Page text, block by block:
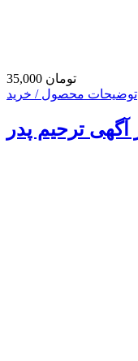
35,000 تومان
توضیحات محصول / خرید